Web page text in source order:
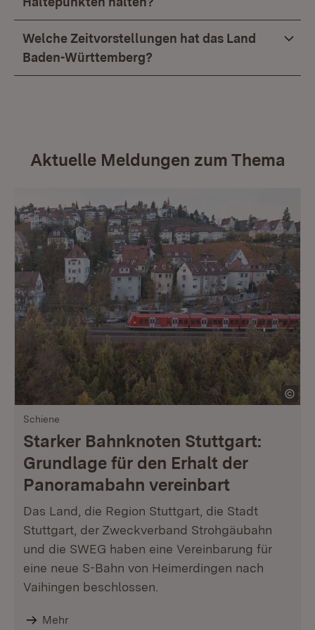
Welche Zeitvorstellungen hat das Land
Baden-Württemberg?
Aktuelle Meldungen zum Thema
Schiene
Starker Bahnknoten Stuttgart:
Grundlage für den Erhalt der
Panoramabahn vereinbart
Das Land, die Region Stuttgart, die Stadt
Stuttgart, der Zweckverband Strohgäubahn
und die SWEG haben eine Vereinbarung für
eine neue S-Bahn von Heimerdingen nach
Vaihingen beschlossen.
Mehr